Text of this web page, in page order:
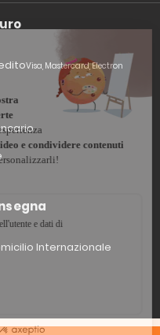
Visa, Mastercard, Electron
Internazionale